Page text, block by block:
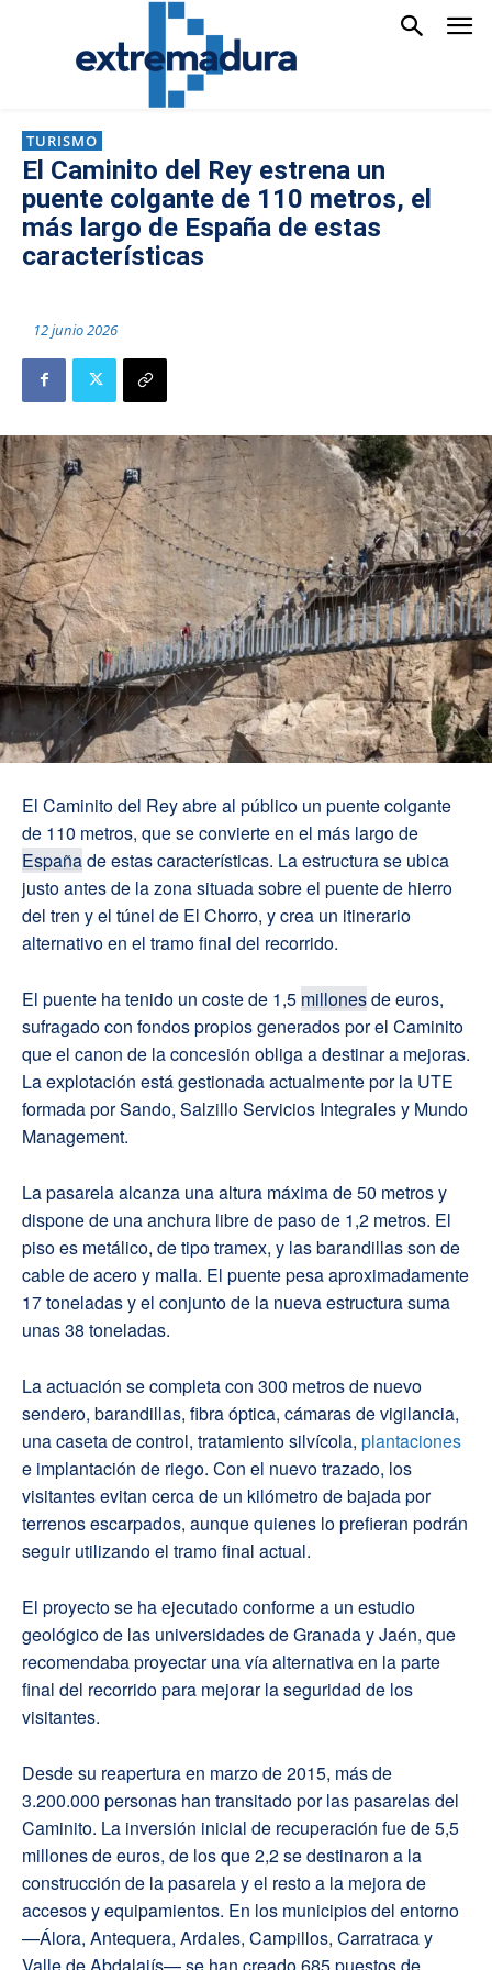
TURISMO
El Caminito del Rey estrena un
puente colgante de 110 metros, el
más largo de España de estas
características
12 junio 2026
El Caminito del Rey abre al público un puente colgante
de 110 metros, que se convierte en el más largo de
Españade estas características. La estructura se ubica
justo antes de la zona situada sobre el puente de hierro
del tren y el túnel de El Chorro, y crea un itinerario
alternativo en el tramo final del recorrido.
El puente ha tenido un coste de 1,5 millonesde euros,
sufragado con fondos propios generados por el Caminito
que el canon de la concesión obliga a destinar a mejoras.
La explotación está gestionada actualmente por la UTE
formada por Sando, Salzillo Servicios Integrales y Mundo
Management.
La pasarela alcanza una altura máxima de 50 metros y
dispone de una anchura libre de paso de 1,2 metros. El
piso es metálico, de tipo tramex, y las barandillas son de
cable de acero y malla. El puente pesa aproximadamente
17 toneladas y el conjunto de la nueva estructura suma
unas 38 toneladas.
La actuación se completa con 300 metros de nuevo
sendero, barandillas, fibra óptica, cámaras de vigilancia,
una caseta de control, tratamiento silvícola, plantaciones
e implantación de riego. Con el nuevo trazado, los
visitantes evitan cerca de un kilómetro de bajada por
terrenos escarpados, aunque quienes lo prefieran podrán
seguir utilizando el tramo final actual.
El proyecto se ha ejecutado conforme a un estudio
geológico de las universidades de Granada y Jaén, que
recomendaba proyectar una vía alternativa en la parte
final del recorrido para mejorar la seguridad de los
visitantes.
Desde su reapertura en marzo de 2015, más de
3.200.000 personas han transitado por las pasarelas del
Caminito. La inversión inicial de recuperación fue de 5,5
millones de euros, de los que 2,2 se destinaron a la
construcción de la pasarela y el resto a la mejora de
accesos y equipamientos. En los municipios del entorno
—Álora, Antequera, Ardales, Campillos, Carratraca y